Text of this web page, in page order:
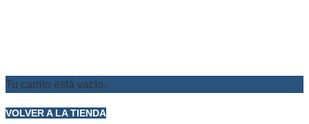
Tu carrito está vacío.
VOLVER A LA TIENDA